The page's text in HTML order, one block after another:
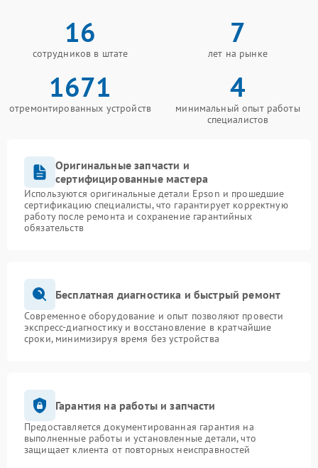
16
сотрудников в штате
7
лет на рынке
1671
отремонтированных устройств
4
минимальный опыт работы
специалистов
Оригинальные запчасти и
сертифицированные мастера
Используются оригинальные детали Epson и прошедшие
сертификацию специалисты, что гарантирует корректную
работу после ремонта и сохранение гарантийных
обязательств
Бесплатная диагностика и быстрый ремонт
Современное оборудование и опыт позволяют провести
экспресс-диагностику и восстановление в кратчайшие
сроки, минимизируя время без устройства
Гарантия на работы и запчасти
Предоставляется документированная гарантия на
выполненные работы и установленные детали, что
защищает клиента от повторных неисправностей